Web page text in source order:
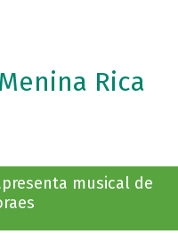
Rica
musical de